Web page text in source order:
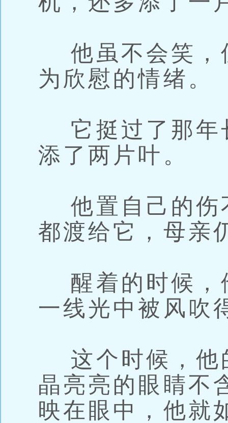
他虽不会笑，
为欣慰的情绪。
它挺过了那年
添了两片叶。
他置自己的伤
都渡给它，母亲
醒着的时候，
一线光中被风吹
这个时候，他
晶亮亮的眼睛不
映在眼中，他就